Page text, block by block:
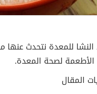
النشا للمعدة نتحدث عنها
لصحة المعدة.
المقال